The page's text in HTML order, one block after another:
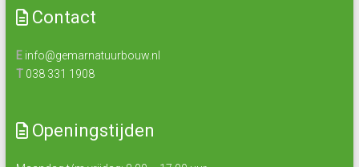
Contact
E info@gemarnatuurbouw.nl
T 038 331 1908
Openingstijden